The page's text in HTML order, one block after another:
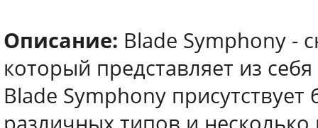
Описание: Blade Symphony -
который представляет из
Blade Symphony